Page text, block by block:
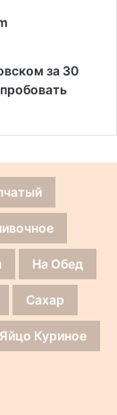
за 30
На Обед
Сахар
Яйцо Куриное